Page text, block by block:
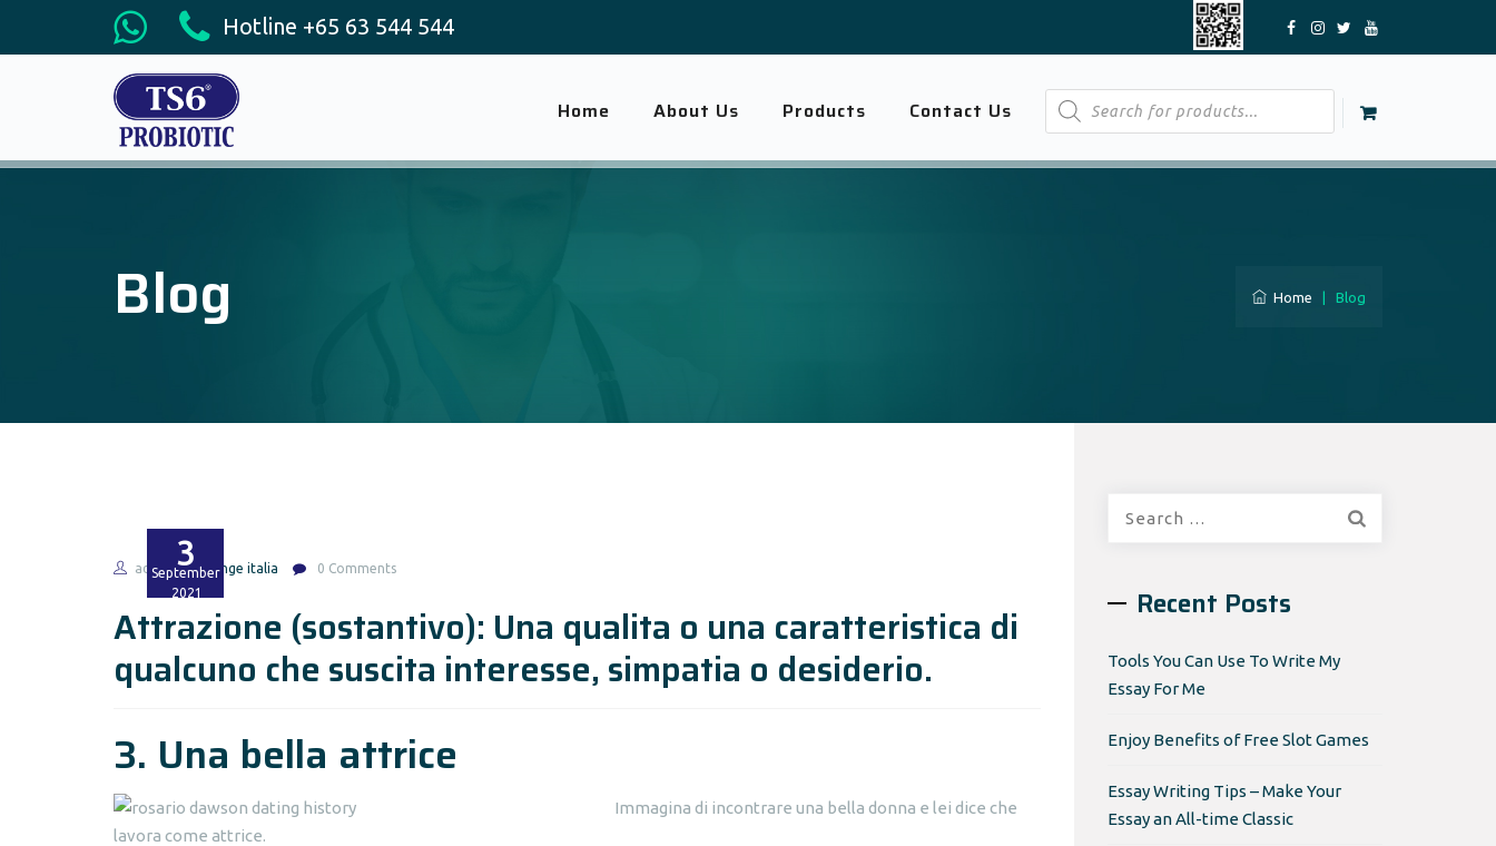
Hotline +65 63 544 544
Products
search
Home About Us Products Contact Us
Blog Home Blog
3
September
2021
admin hinge italia 0 Comments
Attrazione (sostantivo): Una qualita o una caratteristica di
qualcuno che suscita interesse, simpatia o desiderio.
3. Una bella attrice
Immagina di incontrare una bella donna e lei dice che
lavora come attrice.
Recent Posts
Tools You Can Use To Write My
Essay For Me
Enjoy Benefits of Free Slot Games
Essay Writing Tips – Make Your
Essay an All-time Classic